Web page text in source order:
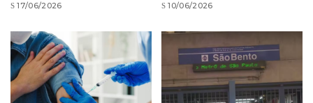
17/06/2026 10/06/2026